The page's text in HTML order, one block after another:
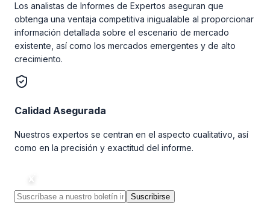
Los analistas de Informes de Expertos aseguran que
obtenga una ventaja competitiva inigualable al proporcionar
información detallada sobre el escenario de mercado
existente, así como los mercados emergentes y de alto
crecimiento.
Calidad Asegurada
Nuestros expertos se centran en el aspecto cualitativo, así
como en la precisión y exactitud del informe.
Suscribirse